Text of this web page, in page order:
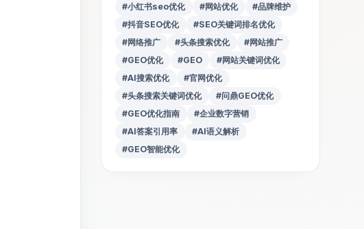
#小红书seo优化
#网站优化
#品牌维护
#抖音SEO优化
#SEO关键词排名优化
#网络推广
#头条搜索优化
#网站推广
#GEO优化
#GEO
#网站关键词优化
#AI搜索优化
#官网优化
#头条搜索关键词优化
#问鼎GEO优化
#GEO优化指南
#企业数字营销
#AI答案引用率
#AI语义解析
#GEO智能优化